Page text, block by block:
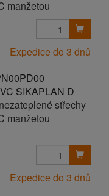
manžetou
Expedice do 3 dnů
SIKAPLAN D
střechy
manžetou
Expedice do 3 dnů